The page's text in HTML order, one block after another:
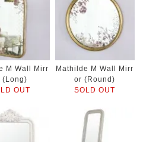
M Wall Mirr
(Long)
OUT
Mathilde M Wall Mirr
or (Round)
SOLD OUT